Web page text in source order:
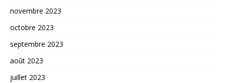
novembre 2023
octobre 2023
septembre 2023
août 2023
juillet 2023